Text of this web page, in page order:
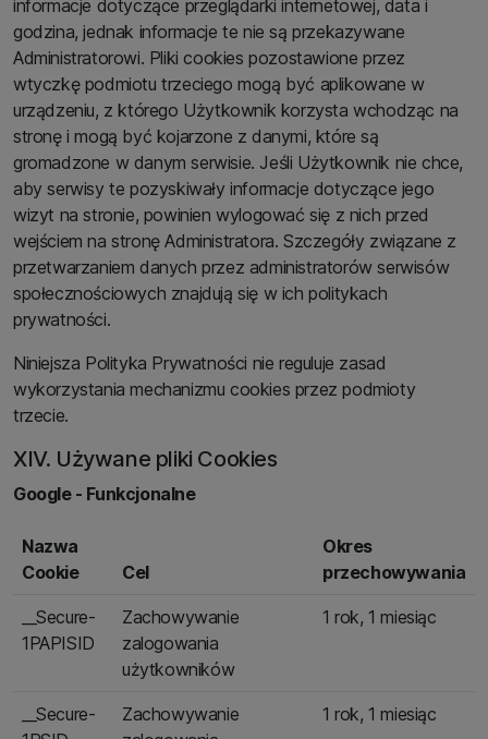
informacje dotyczące przeglądarki internetowej, data i
godzina, jednak informacje te nie są przekazywane
Administratorowi. Pliki cookies pozostawione przez
wtyczkę podmiotu trzeciego mogą być aplikowane w
urządzeniu, z którego Użytkownik korzysta wchodząc na
stronę i mogą być kojarzone z danymi, które są
gromadzone w danym serwisie. Jeśli Użytkownik nie chce,
aby serwisy te pozyskiwały informacje dotyczące jego
wizyt na stronie, powinien wylogować się z nich przed
wejściem na stronę Administratora. Szczegóły związane z
przetwarzaniem danych przez administratorów serwisów
społecznościowych znajdują się w ich politykach
prywatności.
Niniejsza Polityka Prywatności nie reguluje zasad
wykorzystania mechanizmu cookies przez podmioty
trzecie.
XIV. Używane pliki Cookies
Google - Funkcjonalne
Nazwa
Cookie
Cel
Okres
przechowywania
__Secure-
1PAPISID
Zachowywanie
zalogowania
użytkowników
1 rok, 1 miesiąc
__Secure-
Zachowywanie
1 rok, 1 miesiąc